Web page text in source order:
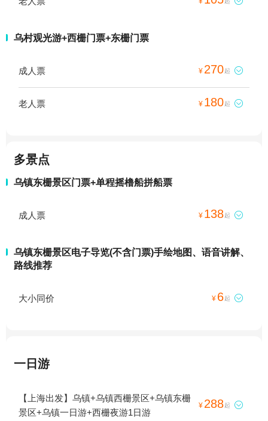
乌村观光游+西栅门票+东栅门票
成人票 ¥ 270起 
老人票 ¥ 180起 
多景点
乌镇东栅景区门票+单程摇橹船拼船票
成人票 ¥ 138起 
乌镇东栅景区电子导览(不含门票)手绘地图、语音讲解、
路线推荐
大小同价 ¥ 6起 
一日游
【上海出发】乌镇+乌镇西栅景区+乌镇东栅
景区+乌镇一日游+西栅夜游1日游
¥ 288起 